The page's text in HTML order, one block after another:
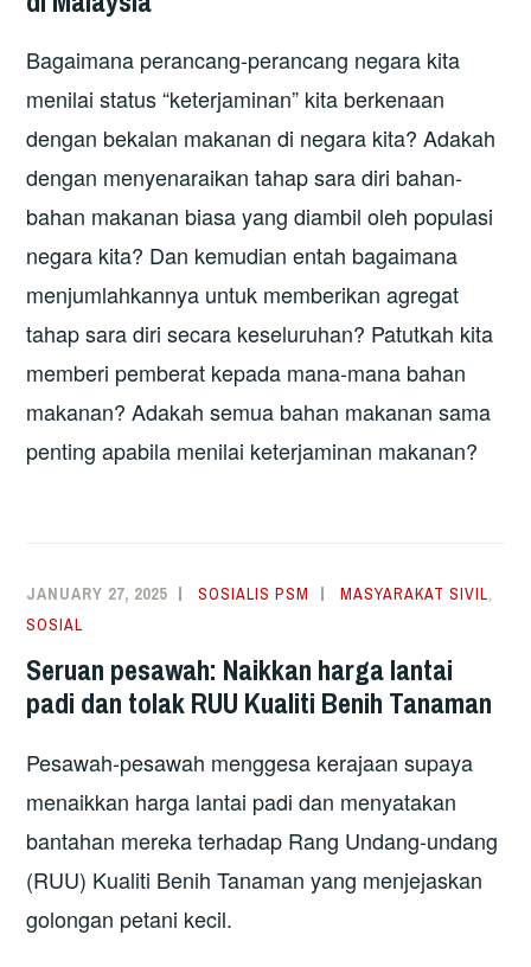
Bagaimana perancang-perancang negara kita
menilai status “keterjaminan” kita berkenaan
dengan bekalan makanan di negara kita? Adakah
dengan menyenaraikan tahap sara diri bahan-
bahan makanan biasa yang diambil oleh populasi
negara kita? Dan kemudian entah bagaimana
menjumlahkannya untuk memberikan agregat
tahap sara diri secara keseluruhan? Patutkah kita
memberi pemberat kepada mana-mana bahan
makanan? Adakah semua bahan makanan sama
penting apabila menilai keterjaminan makanan?
JANUARY 27, 2025 SOSIALIS PSM MASYARAKAT SIVIL,
SOSIAL
Seruan pesawah: Naikkan harga lantai
padi dan tolak RUU Kualiti Benih Tanaman
Pesawah-pesawah menggesa kerajaan supaya
menaikkan harga lantai padi dan menyatakan
bantahan mereka terhadap Rang Undang-undang
(RUU) Kualiti Benih Tanaman yang menjejaskan
golongan petani kecil.